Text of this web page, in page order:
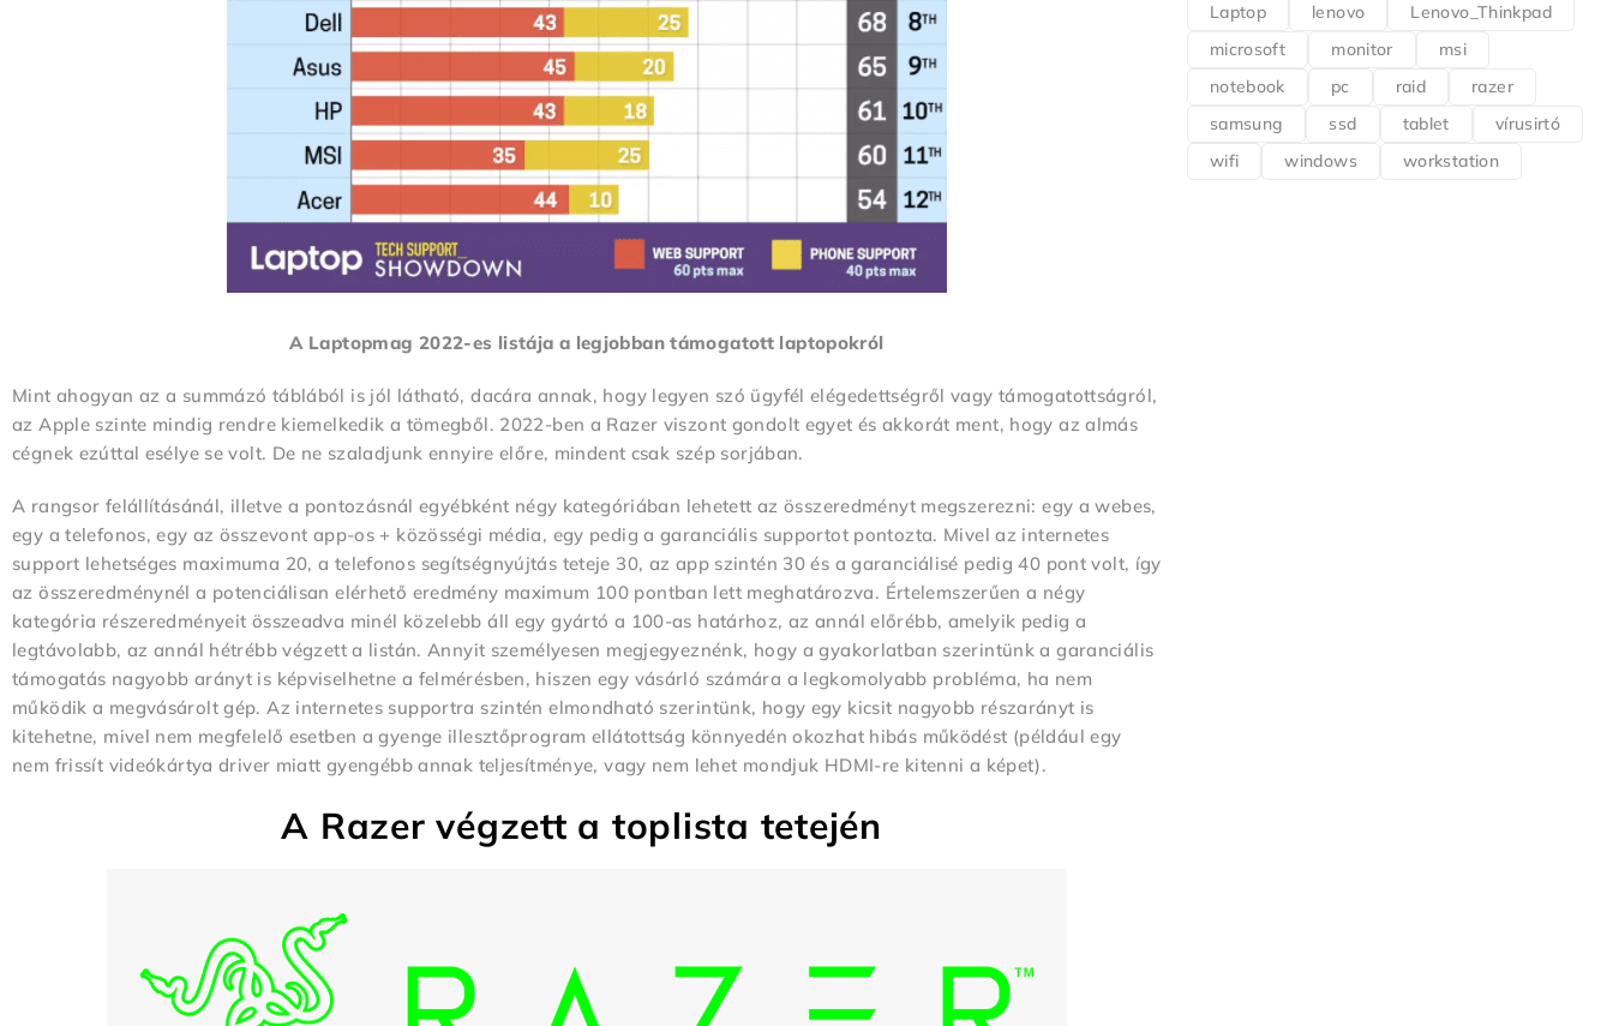
A Laptopmag 2022-es listája a legjobban támogatott laptopokról
Mint ahogyan az a summázó táblából is jól látható, dacára annak, hogy legyen szó ügyfél elégedettségről vagy támogatottságról,
az Apple szinte mindig rendre kiemelkedik a tömegből. 2022-ben a Razer viszont gondolt egyet és akkorát ment, hogy az almás
cégnek ezúttal esélye se volt. De ne szaladjunk ennyire előre, mindent csak szép sorjában.
A rangsor felállításánál, illetve a pontozásnál egyébként négy kategóriában lehetett az összeredményt megszerezni: egy a webes,
egy a telefonos, egy az összevont app-os + közösségi média, egy pedig a garanciális supportot pontozta. Mivel az internetes
support lehetséges maximuma 20, a telefonos segítségnyújtás teteje 30, az app szintén 30 és a garanciálisé pedig 40 pont volt, így
az összeredménynél a potenciálisan elérhető eredmény maximum 100 pontban lett meghatározva. Értelemszerűen a négy
kategória részeredményeit összeadva minél közelebb áll egy gyártó a 100-as határhoz, az annál előrébb, amelyik pedig a
legtávolabb, az annál hétrébb végzett a listán. Annyit személyesen megjegyeznénk, hogy a gyakorlatban szerintünk a garanciális
támogatás nagyobb arányt is képviselhetne a felmérésben, hiszen egy vásárló számára a legkomolyabb probléma, ha nem
működik a megvásárolt gép. Az internetes supportra szintén elmondható szerintünk, hogy egy kicsit nagyobb részarányt is
kitehetne, mivel nem megfelelő esetben a gyenge illesztőprogram ellátottság könnyedén okozhat hibás működést (például egy
nem frissít videókártya driver miatt gyengébb annak teljesítménye, vagy nem lehet mondjuk HDMI-re kitenni a képet).
A Razer végzett a toplista tetején
Laptop
lenovo
Lenovo_Thinkpad
microsoft
monitor
msi
notebook
pc raid
razer
samsung
ssd tablet
vírusirtó
wifi
windows workstation